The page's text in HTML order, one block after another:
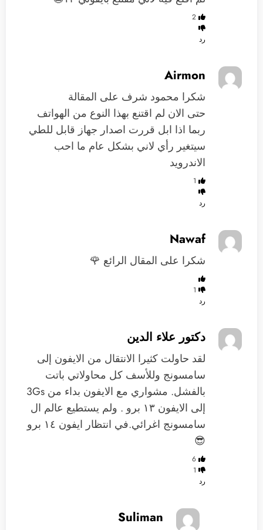
2
رد
Airmon
شكرا محمود شرف على المقالة
حتى الان لم اقتنع بهذا النوع من الهواتف
ربما اذا ابل قررت اصدار جهاز قابل للطي
سيتغير رأي لاني بشكل عام ما احب
الاندرويد
1
رد
Nawaf
شكرا على المقال الرائع 🌹
1
رد
دكتور علاء الدين
لقد حاولت كثيرا الانتقال من الايفون إلى
سامسونج و‏للأسف كل محاولاتي باتت
بالفشل. ‏مشواري مع الايفون بداء من 3Gs
إلى الايفون ١٣ برو . ولم ‏يستطيع عالم ال
سامسونج ‏اغرائي.في انتظار ايفون ١٤ برو
😎
6
1
رد
Suliman